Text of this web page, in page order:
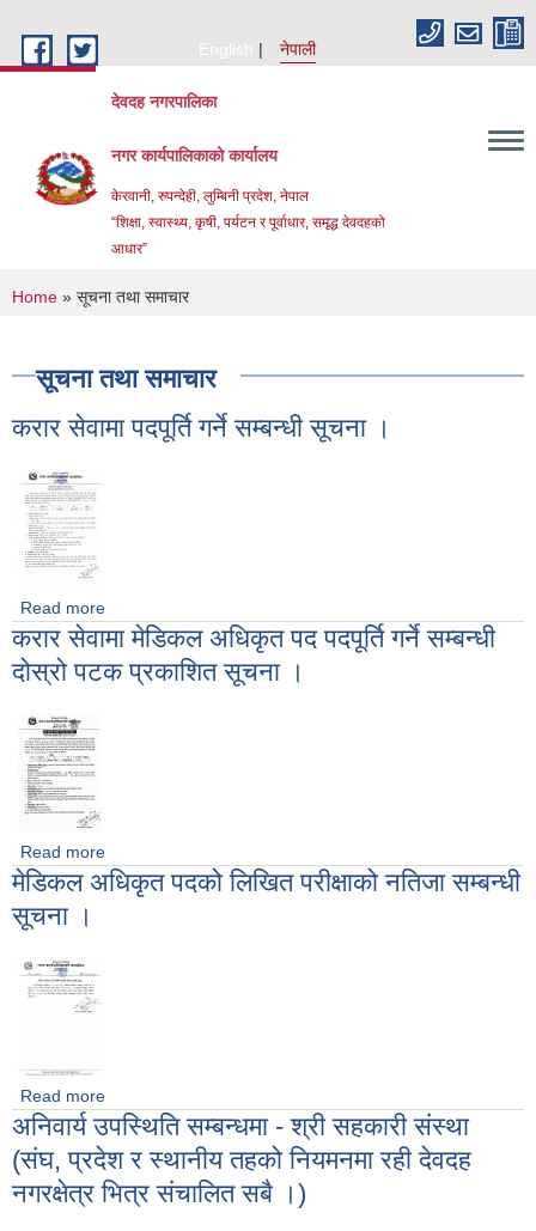
English
नेपाली
देवदह नगरपालिका
नगर कार्यपालिकाको कार्यालय
केरवानी, रुपन्देही, लुम्बिनी प्रदेश, नेपाल
“शिक्षा, स्वास्थ्य, कृषी, पर्यटन र पूर्वाधार, समृद्ध देवदहको
आधार”
You are here
Home » सूचना तथा समाचार
सूचना तथा समाचार
करार सेवामा पदपूर्ति गर्ने सम्बन्धी सूचना ।
Read more
करार सेवामा मेडिकल अधिकृत पद पदपूर्ति गर्ने सम्बन्धी
दोस्रो पटक प्रकाशित सूचना ।
Read more
प्रकाशित सूचना ।
मेडिकल अधिकृत पदको लिखित परीक्षाको नतिजा सम्बन्धी
सूचना ।
Read more
अनिवार्य उपस्थिति सम्बन्धमा - श्री सहकारी संस्था
(संघ, प्रदेश र स्थानीय तहको नियमनमा रही देवदह
नगरक्षेत्र भित्र संचालित सबै ।)